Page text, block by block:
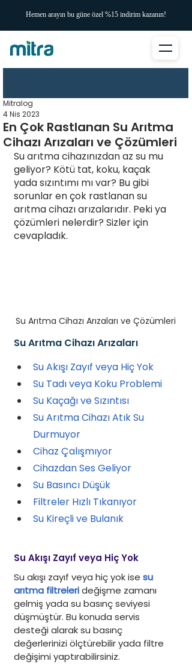
Hemen arayın bu güne özel %15 indirim kazanın!
En Çok Rastlanan Su Arıtma
Cihazı Arızaları ve Çözümleri
Mitralog
4 Nis 2023
Su arıtma cihazınızdan az su mu
geliyor? Kötü tat, koku, kaçak
yada sızıntımı mı var? Bu gibi
sorunlar en çok rastlanan su
arıtma cihazı arızalarıdır. Peki ya
çözümleri nelerdir? Sizler için
cevapladık.
Su Arıtma Cihazı Arızaları ve Çözümleri
Su Arıtma Cihazı Arızaları
Su Akışı Zayıf veya Hiç Yok
Su Tadı veya Koku Problemi
Su Kaçağı ve Sızıntısı
Su Arıtma Cihazı Atık Su
Durmuyor
Cihaz Çalışmıyor
Cihazdan Ses Geliyor
Su Basıncı Düşük
Filtreler Hızlı Tıkanıyor
Su Kireçli ve Bulanık
Su Akışı Zayıf veya Hiç Yok
Su akışı zayıf veya hiç yok ise su
arıtma filtreleri değişme zamanı
gelmiş yada su basınç seviyesi
düşmüştür. Bu konuda servis
desteği alarak su basınç
değerlerinizi ölçtürebilir yada filtre
değişimi yaptırabilirsiniz.